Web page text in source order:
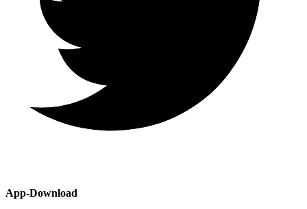
App-Download